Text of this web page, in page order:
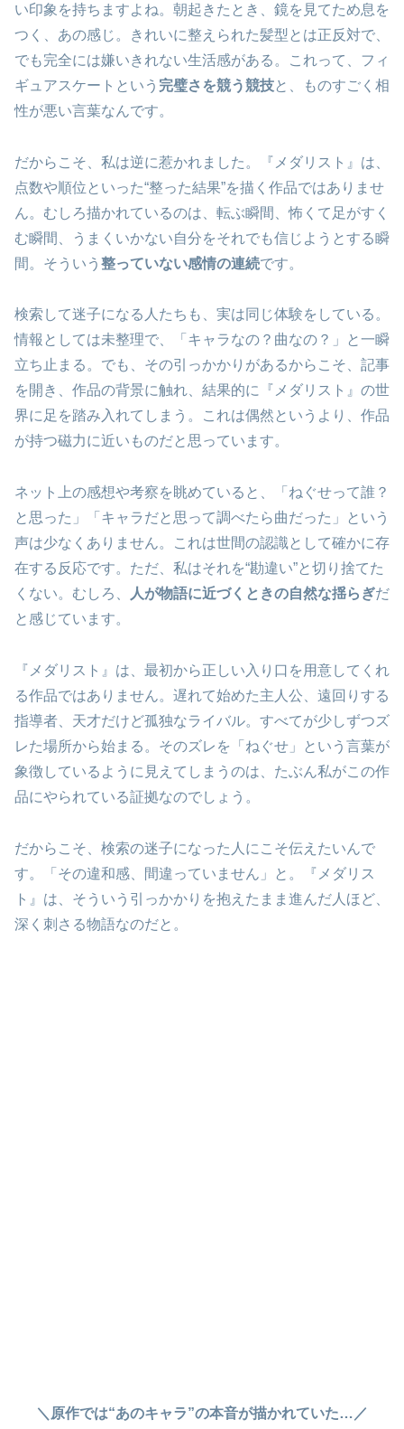
い印象を持ちますよね。朝起きたとき、鏡を見てため息を
つく、あの感じ。きれいに整えられた髪型とは正反対で、
でも完全には嫌いきれない生活感がある。これって、フィ
ギュアスケートという 完璧さを競う競技と、ものすごく相
性が悪い言葉なんです。
だからこそ、私は逆に惹かれました。『メダリスト』は、
点数や順位といった“整った結果”を描く作品ではありませ
ん。むしろ描かれているのは、転ぶ瞬間、怖くて足がすく
む瞬間、うまくいかない自分をそれでも信じようとする瞬
間。そういう 整っていない感情の連続です。
検索して迷子になる人たちも、実は同じ体験をしている。
情報としては未整理で、「キャラなの？曲なの？」と一瞬
立ち止まる。でも、その引っかかりがあるからこそ、記事
を開き、作品の背景に触れ、結果的に『メダリスト』の世
界に足を踏み入れてしまう。これは偶然というより、作品
が持つ磁力に近いものだと思っています。
ネット上の感想や考察を眺めていると、「ねぐせって誰？
と思った」「キャラだと思って調べたら曲だった」という
声は少なくありません。これは世間の認識として確かに存
在する反応です。ただ、私はそれを“勘違い”と切り捨てた
くない。むしろ、
人が物語に近づくときの自然な揺らぎだ
と感じています。
『メダリスト』は、最初から正しい入り口を用意してくれ
る作品ではありません。遅れて始めた主人公、遠回りする
指導者、天才だけど孤独なライバル。すべてが少しずつズ
レた場所から始まる。そのズレを「ねぐせ」という言葉が
象徴しているように見えてしまうのは、たぶん私がこの作
品にやられている証拠なのでしょう。
だからこそ、検索の迷子になった人にこそ伝えたいんで
す。「その違和感、間違っていません」と。『メダリス
ト』は、そういう引っかかりを抱えたまま進んだ人ほど、
深く刺さる物語なのだと。
＼原作では“あのキャラ”の本音が描かれていた…／